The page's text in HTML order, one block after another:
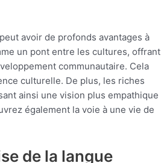
avoir de profonds avantages à
un pont entre les cultures, offrant
communautaire. Cela
culturelle. De plus, les riches
ainsi une vision plus empathique
également la voie à une vie de
de la langue